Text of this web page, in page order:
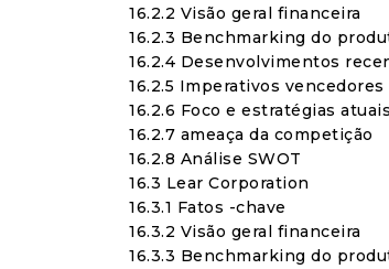
16.2.2 Visão geral financeira
16.2.3 Benchmarking do
16.2.4 Desenvolvimentos
16.2.5 Imperativos vencedores
16.2.6 Foco e estratégias atuais
16.2.7 ameaça da competição
16.2.8 Análise SWOT
16.3 Lear Corporation
16.3.1 Fatos -chave
16.3.2 Visão geral financeira
16.3.3 Benchmarking do